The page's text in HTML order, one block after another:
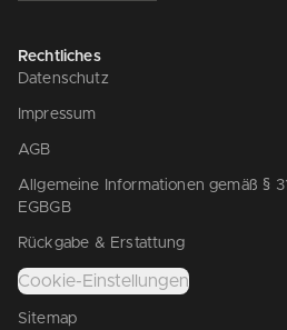
Rechtliches
Datenschutz
Impressum
AGB
Allgemeine Informationen gemäß §
EGBGB
Rückgabe & Erstattung
Cookie-Einstellungen
Sitemap